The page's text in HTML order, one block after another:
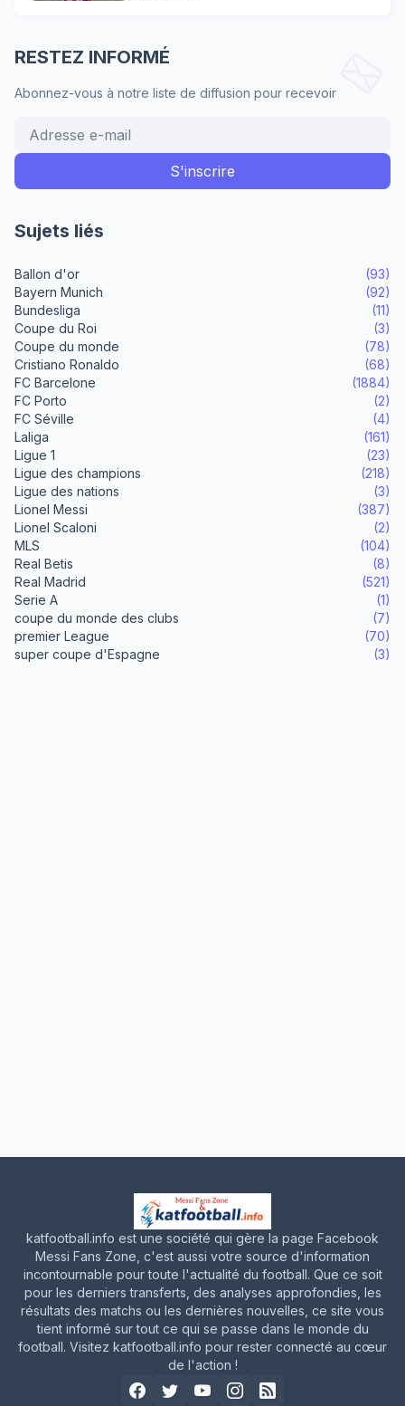
RESTEZ INFORMÉ
Abonnez-vous à notre liste de diffusion pour recevoir
Sujets liés
Ballon d'or
(93)
Bayern Munich
(92)
Bundesliga
(11)
Coupe du Roi
(3)
Coupe du monde
(78)
Cristiano Ronaldo
(68)
FC Barcelone
(1884)
FC Porto
(2)
FC Séville
(4)
Laliga
(161)
Ligue 1
(23)
Ligue des champions
(218)
Ligue des nations
(3)
Lionel Messi
(387)
Lionel Scaloni
(2)
MLS
(104)
Real Betis
(8)
Real Madrid
(521)
Serie A
(1)
coupe du monde des clubs
(7)
premier League
(70)
super coupe d'Espagne
(3)
katfootball.info est une société qui gère la page Facebook
Messi Fans Zone, c'est aussi votre source d'information
incontournable pour toute l'actualité du football. Que ce soit
pour les derniers transferts, des analyses approfondies, les
résultats des matchs ou les dernières nouvelles, ce site vous
tient informé sur tout ce qui se passe dans le monde du
football. Visitez katfootball.info pour rester connecté au cœur
de l'action !